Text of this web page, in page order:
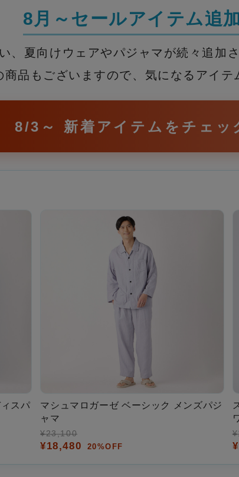
8月～セールアイテム追加
、夏向けウェアやパジャマが続々追加
品もございますので、 気になるアイテ
8/3～ 新着アイテム をチェッ
スパ
マシュマロガーゼ ベーシック メンズパジ
ャマ
¥23,100
¥18,480 20%OFF